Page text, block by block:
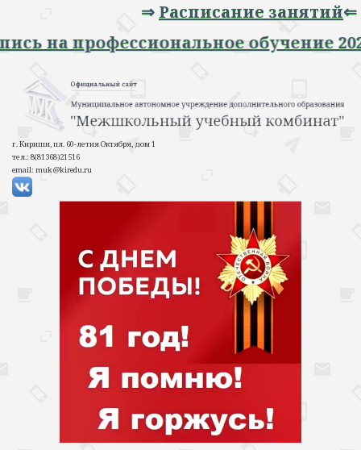
Расписание занятий⇐
Запись на профессиональное
г. Кириши, пл. 60-летия Октября, дом 1
тел.: 8(81368)21516
email: muk@kiredu.ru